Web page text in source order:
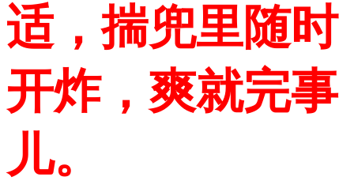
适，揣兜里随时
开炸，爽就完事
儿。